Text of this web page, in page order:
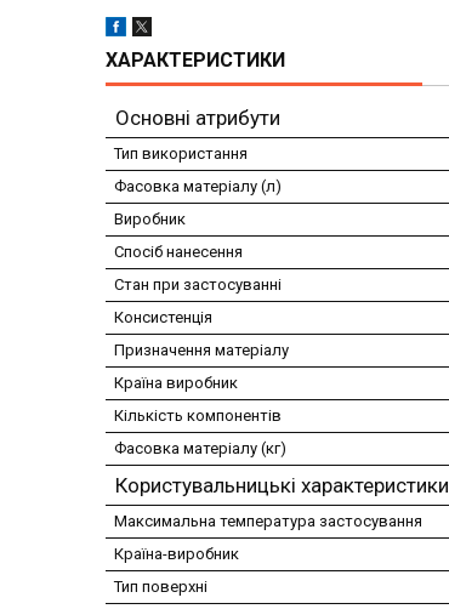
ХАРАКТЕРИСТИКИ
Основні атрибути
Тип використання
Фасовка матеріалу (л)
Виробник
Спосіб нанесення
Стан при застосуванні
Консистенція
Призначення матеріалу
Країна виробник
Кількість компонентів
Фасовка матеріалу (кг)
Користувальницькі характеристики
Максимальна температура застосування
Країна-виробник
Тип поверхні